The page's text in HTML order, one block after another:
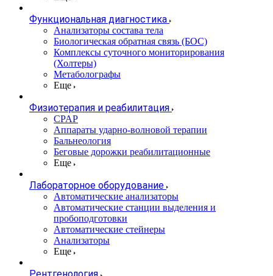
Функциональная диагностика
Анализаторы состава тела
Биологическая обратная связь (БОС)
Комплексы суточного мониторирования
(Холтеры)
Метаболографы
Еще
Физиотерапия и реабилитация
CPAP
Аппараты ударно-волновой терапии
Бальнеология
Беговые дорожки реабилитационные
Еще
Лабораторное оборудование
Автоматические анализаторы
Автоматические станции выделения и
пробоподготовки
Автоматические стейнеры
Анализаторы
Еще